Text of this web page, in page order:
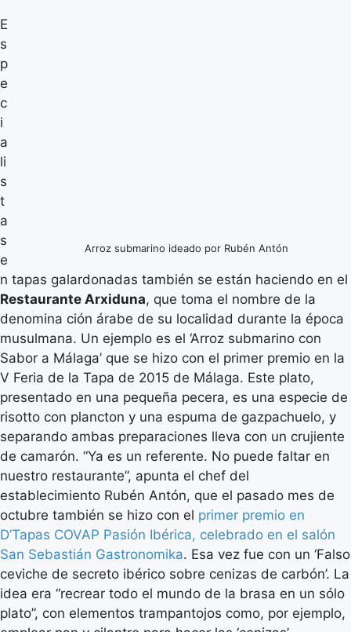
Arroz submarino ideado por Rubén Antón
E
s
p
e
c
i
a
li
s
t
a
s
e
n tapas galardonadas también se están haciendo en el
Restaurante Arxiduna, que toma el nombre de la
denomina ción árabe de su localidad durante la época
musulmana. Un ejemplo es el ‘Arroz submarino con
Sabor a Málaga’ que se hizo con el primer premio en la
V Feria de la Tapa de 2015 de Málaga. Este plato,
presentado en una pequeña pecera, es una especie de
risotto con plancton y una espuma de gazpachuelo, y
separando ambas preparaciones lleva con un crujiente
de camarón. “Ya es un referente. No puede faltar en
nuestro restaurante”, apunta el chef del
establecimiento Rubén Antón, que el pasado mes de
octubre también se hizo con el primer premio en
D’Tapas COVAP Pasión Ibérica, celebrado en el salón
San Sebastián Gastronomika. Esa vez fue con un ‘Falso
ceviche de secreto ibérico sobre cenizas de carbón’. La
idea era “recrear todo el mundo de la brasa en un sólo
plato”, con elementos trampantojos como, por ejemplo,